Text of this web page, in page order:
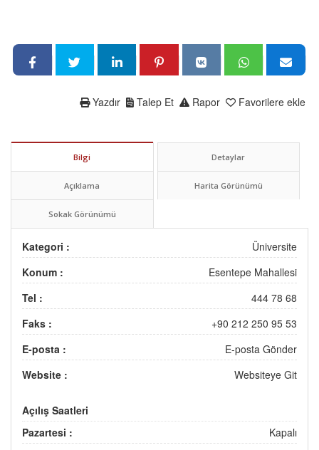
Favorilere ekle
Rapor
Talep Et
Yazdır
Bilgi Detaylar
Açıklama Harita Görünümü
Sokak Görünümü
Kategori :
Üniversite
Konum :
Esentepe Mahallesi
Tel :
444 78 68
Faks :
+90 212 250 95 53
E-posta :
E-posta Gönder
Website :
Websiteye Git
Açılış Saatleri
Pazartesi :
Kapalı